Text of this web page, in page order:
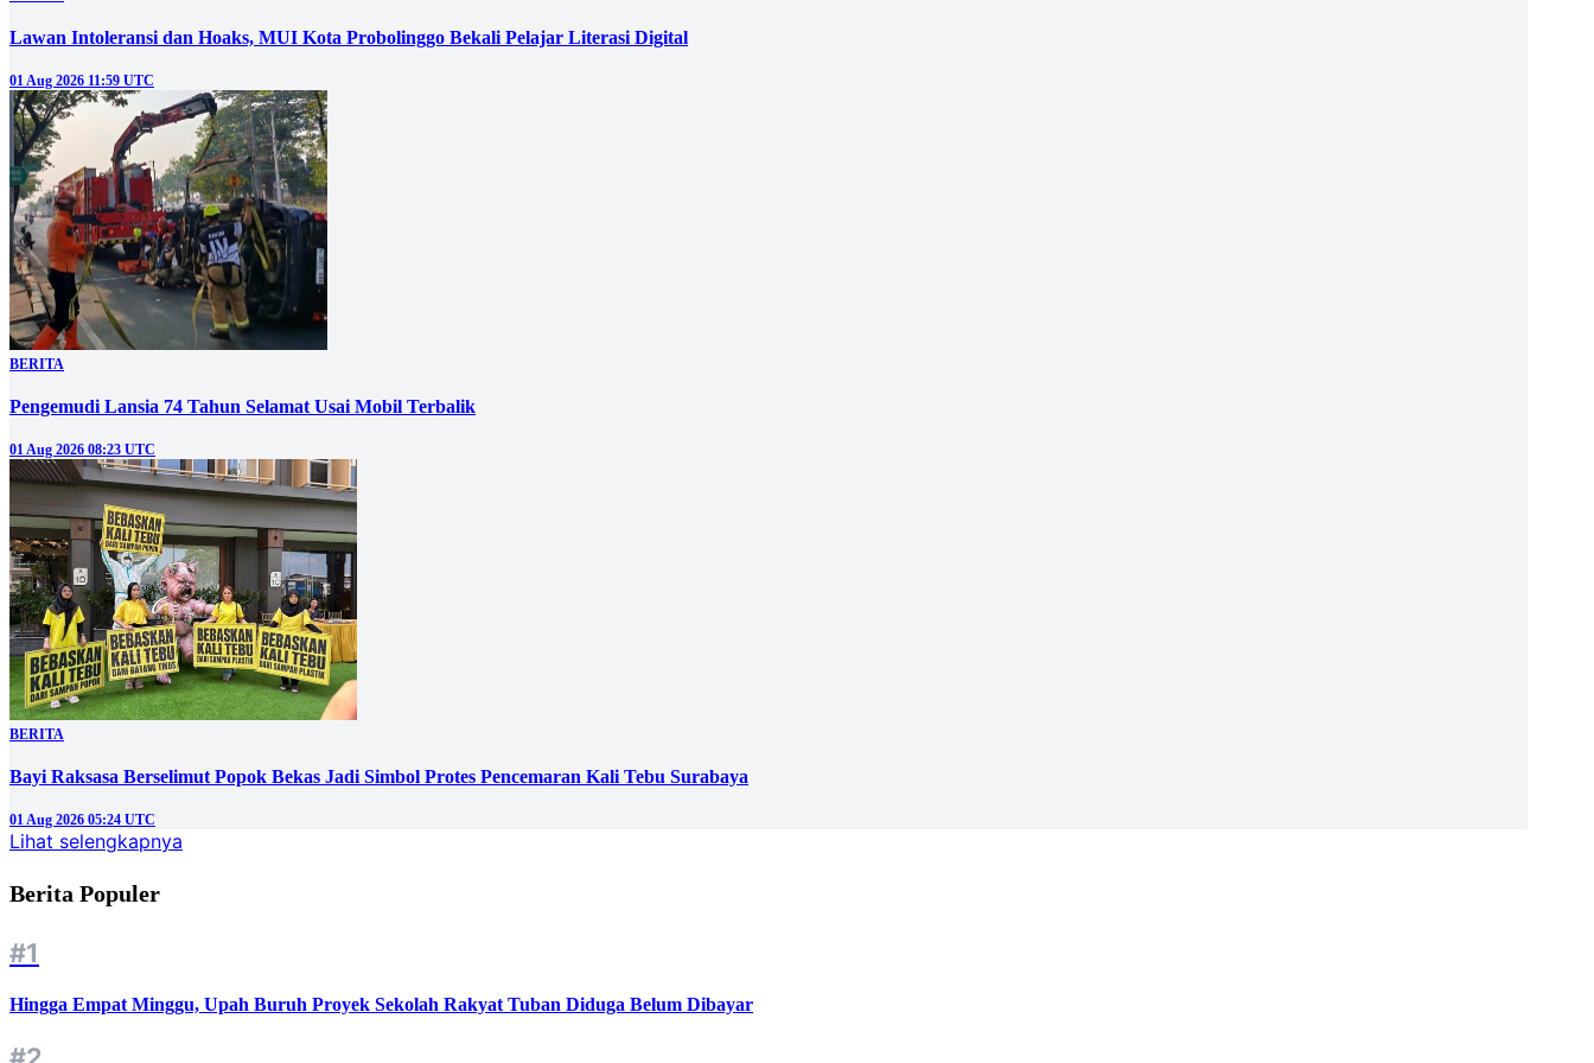
‎Lawan Intoleransi dan Hoaks, MUI Kota Probolinggo Bekali Pelajar Literasi Digital
01 Aug 2026 11:59 UTC
BERITA
Pengemudi Lansia 74 Tahun Selamat Usai Mobil Terbalik
01 Aug 2026 08:23 UTC
BERITA
Bayi Raksasa Berselimut Popok Bekas Jadi Simbol Protes Pencemaran Kali Tebu Surabaya
01 Aug 2026 05:24 UTC
Lihat selengkapnya
Berita Populer
#1
Hingga Empat Minggu, Upah Buruh Proyek Sekolah Rakyat Tuban Diduga Belum Dibayar